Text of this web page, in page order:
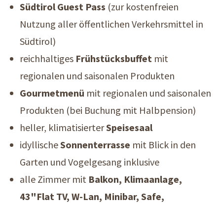
Südtirol Guest Pass (zur kostenfreien
Nutzung aller öffentlichen Verkehrsmittel in
Südtirol)
reichhaltiges Frühstücksbuffet mit
regionalen und saisonalen Produkten
Gourmetmenü mit regionalen und saisonalen
Produkten (bei Buchung mit Halbpension)
heller, klimatisierterSpeisesaal
idyllischeSonnenterrasse mit Blick in den
Garten und Vogelgesang inklusive
alle Zimmer mit Balkon, Klimaanlage,
43"Flat TV, W-Lan, Minibar, Safe,